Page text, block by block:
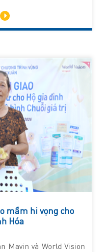
mầm hi vọng cho
Hóa
Mavin và World Vision